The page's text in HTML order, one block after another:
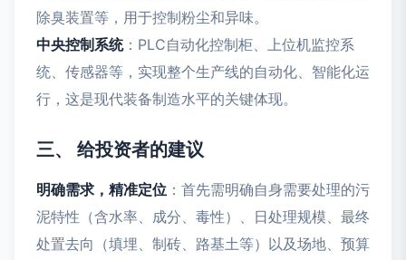
除臭装置等，用于控制粉尘和异味。
中央控制系统：PLC自动化控制柜、上位机监控系
统、传感器等，实现整个生产线的自动化、智能化运
行，这是现代装备制造水平的关键体现。
三、 给投资者的建议
明确需求，精准定位 ：首先需明确自身需要处理的污
泥特性（含水率、成分、毒性）、日处理规模、最终
处置去向（填埋、制砖、路基土等）以及场地、预算